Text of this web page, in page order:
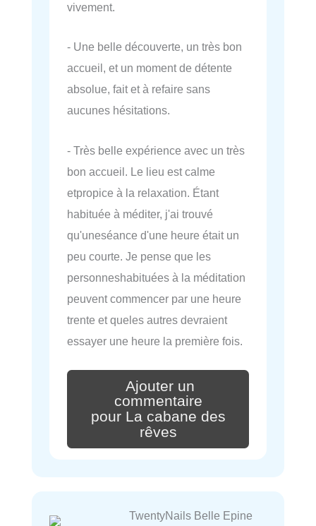
vivement.
- Une belle découverte, un très bon
accueil, et un moment de détente
absolue, fait et à refaire sans
aucunes hésitations.
- Très belle expérience avec un très
bon accueil. Le lieu est calme
etpropice à la relaxation. Étant
habituée à méditer, j'ai trouvé
qu'uneséance d'une heure était un
peu courte. Je pense que les
personneshabituées à la méditation
peuvent commencer par une heure
trente et queles autres devraient
essayer une heure la première fois.
Ajouter un
commentaire
pour La cabane des
rêves
TwentyNails Belle Epine